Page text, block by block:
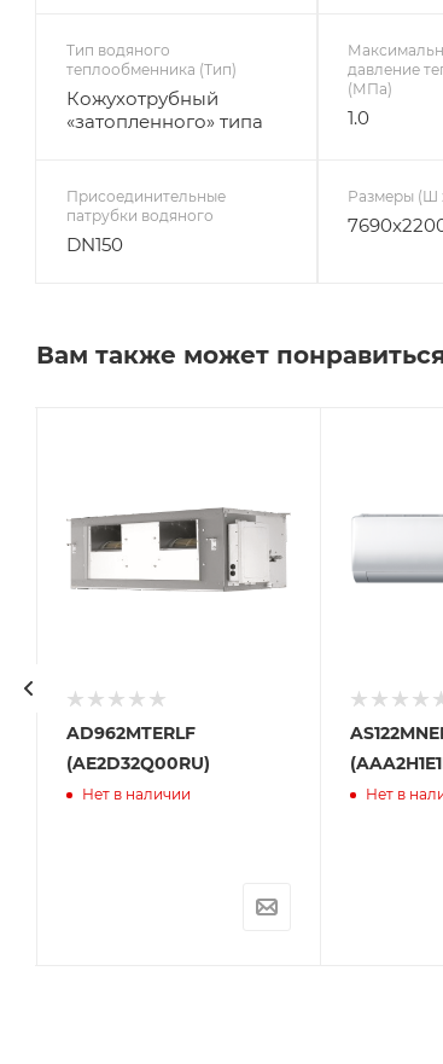
Тип водяного
теплообменника (Тип)
Кожухотрубный
«затопленного» типа
давление
(МПа)
1.0
Присоединительные
патрубки водяного
DN150
Размеры (Ш
Вам также может понравиться
AD962MTERLF
(AE2D32Q00RU)
Нет в наличии Нет в